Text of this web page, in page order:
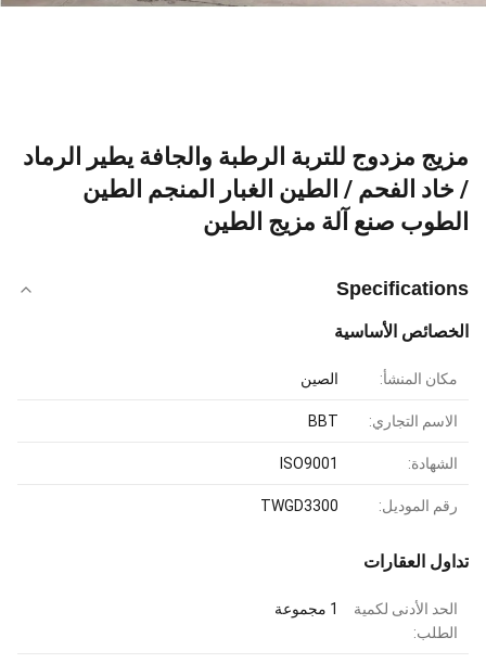
مزيج مزدوج للتربة الرطبة والجافة يطير الرماد
/ خاد الفحم / الطين الغبار المنجم الطين
الطوب صنع آلة مزيج الطين
Specifications
الخصائص الأساسية
مكان المنشأ: الصين
الاسم التجاري: BBT
الشهادة: ISO9001
رقم الموديل: TWGD3300
تداول العقارات
الحد الأدنى لكمية
الطلب:
1 مجموعة